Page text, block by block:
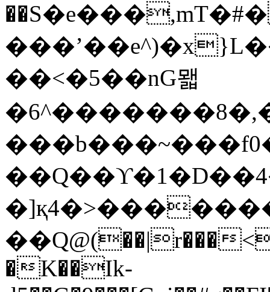
��<�5��nG뫫
��Q@(��|r���
�K��Ik-